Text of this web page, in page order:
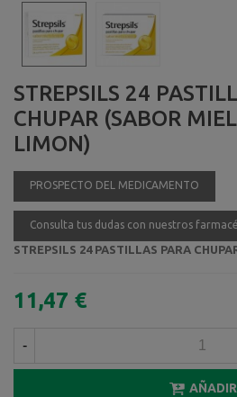
STREPSILS 24
CHUPAR (SABOR
LIMON)
PROSPECTO DEL MEDICAMENTO
Consulta tus dudas con nuestros
STREPSILS 24 PASTILLAS PARA
11,47 €
-
AÑADIR